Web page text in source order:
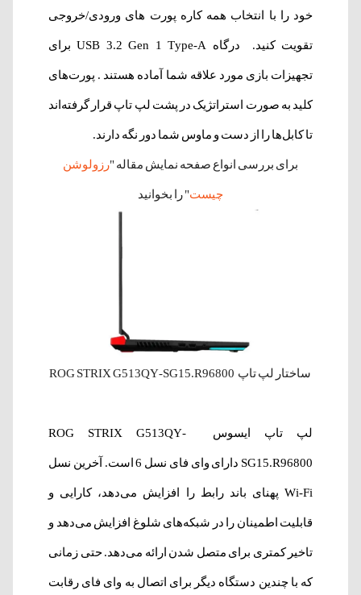
خود را با انتخاب همه کاره پورت های ورودی/خروجی
تقویت کنید. درگاه USB 3.2 Gen 1 Type-A برای
تجهیزات بازی مورد علاقه شما آماده هستند . پورت‌های
کلید به صورت استراتژیک در پشت لپ تاپ قرار گرفته‌اند
تا کابل‌ها را از دست و ماوس شما دور نگه دارند.
برای بررسی انواع صفحه نمایش مقاله "رزولوشن
چیست" را بخوانید
ساختار لپ‌ تاپ ROG STRIX G513QY-SG15.R96800
لپ تاپ ایسوسROG STRIX G513QY-
SG15.R96800 دارای وای فای نسل 6 است. آخرین نسل
Wi-Fi پهنای باند رابط را افزایش می‌دهد، کارایی و
قابلیت اطمینان را در شبکه‌های شلوغ افزایش می‌دهد و
تاخیر کمتری برای متصل شدن ارائه می‌دهد. حتی زمانی
که با چندین دستگاه دیگر برای اتصال به وای فای رقابت